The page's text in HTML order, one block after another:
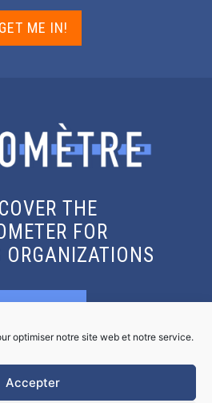
optimiser notre site web et notre service.
Accepter
GET ME IN!
THE
FOR
ORGANIZATIONS
MORE